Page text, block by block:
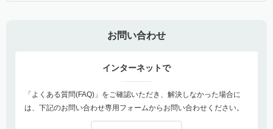
お問い合わせ
インターネットで
「よくある質問(FAQ)」をご確認いただき、解決しなかった場合に
は、下記のお問い合わせ専用フォームからお問い合わせください。